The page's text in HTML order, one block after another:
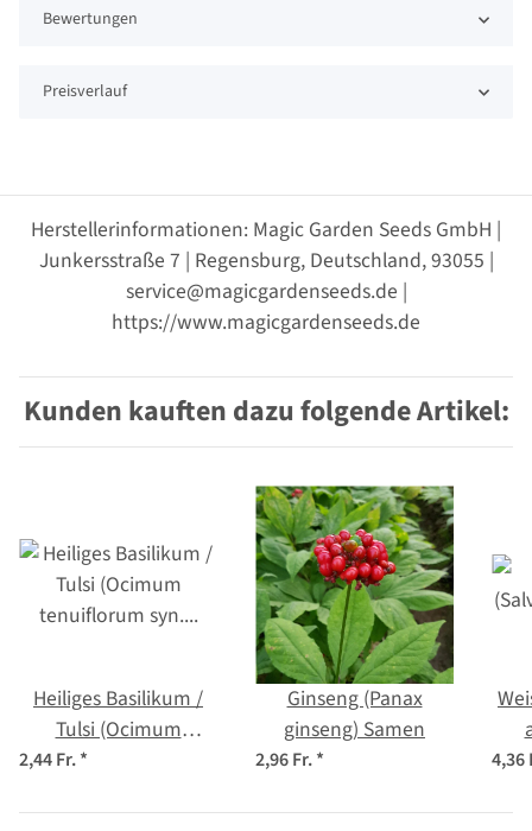
Bewertungen
Preisverlauf
Herstellerinformationen: Magic Garden Seeds GmbH |
Junkersstraße 7 | Regensburg, Deutschland, 93055 |
service@magicgardenseeds.de |
https://www.magicgardenseeds.de
Kunden kauften dazu folgende Artikel:
Heiliges Basilikum /
Tulsi (Ocimum
tenuiflorum syn.
2,44 Fr.*
Ginseng (Panax
ginseng) Samen
2,96 Fr.* 4,36